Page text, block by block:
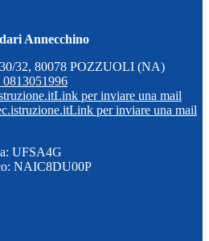
Annecchino
32, 80078 POZZUOLI (NA)
Link per inviare una mail
Link per inviare una mail
UFSA4G
NAIC8DU00P